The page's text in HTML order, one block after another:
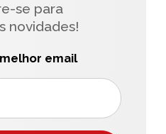
se para
novidades!
email